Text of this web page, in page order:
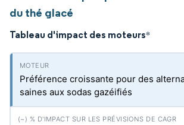
du thé glacé
Tableau d'impact des moteurs*
Préférence croissante pour des
saines aux sodas gazéifiés